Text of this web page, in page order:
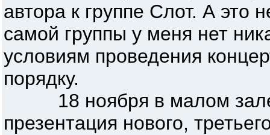
автора к группе Слот. А это
самой группы у меня нет
условиям проведения
порядку.
18 ноября в малом зале
презентация нового,